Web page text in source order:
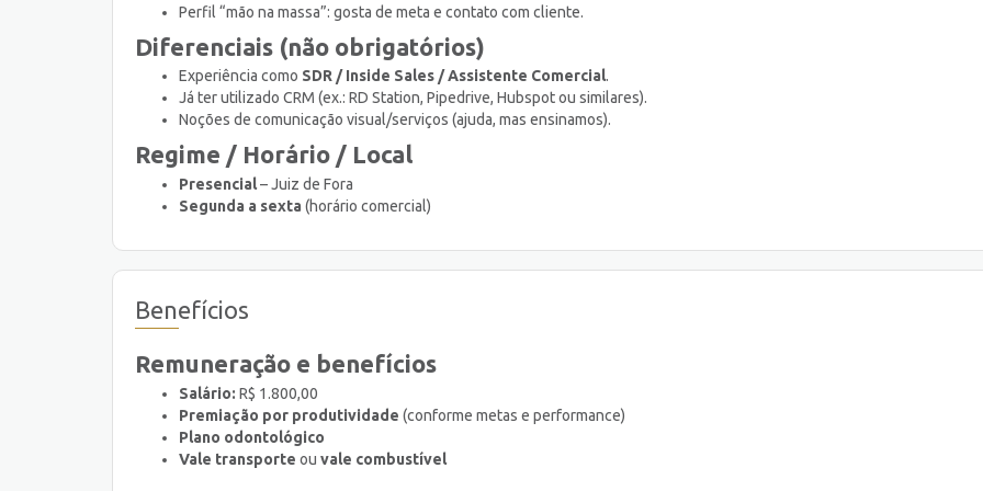
Perfil “mão na massa”: gosta de meta e contato com cliente.
Diferenciais (não obrigatórios)
Experiência como SDR / Inside Sales / Assistente Comercial.
Já ter utilizado CRM (ex.: RD Station, Pipedrive, Hubspot ou similares).
Noções de comunicação visual/serviços (ajuda, mas ensinamos).
Regime / Horário / Local
Presencial– Juiz de Fora
Segunda a sexta (horário comercial)
Benefícios
Remuneração e benefícios
Salário: R$ 1.800,00
Premiação por produtividade (conforme metas e performance)
Plano odontológico
Vale transporte ou vale combustível